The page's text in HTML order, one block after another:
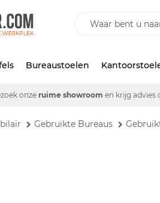
Bureaustoelen
onze ruime showroom en krijg advies
Gebruikte Bureaus